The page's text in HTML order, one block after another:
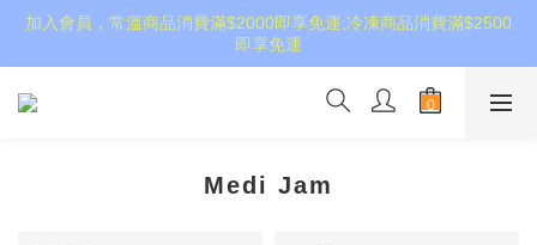
加入會員，常溫商品消費滿$2000即享免運;冷凍商品消費滿$2500
即享免運
Medi Jam